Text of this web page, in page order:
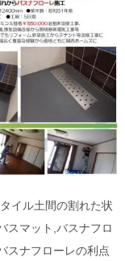
イル土間の割れた状
スマット,バスナフロ
スナフローレの利点